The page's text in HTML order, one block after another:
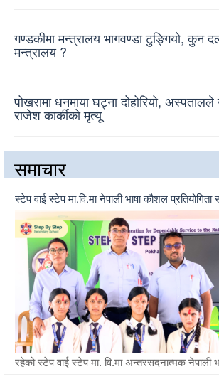
गण्डकीमा मन्त्रालय भागवण्डा टुङ्गियो, कुन
मन्त्रालय ?
पोखरामा धनमाया घट्ना दोहोरियो, अस्पतालले
राजेश कार्कीको मृत्यू
समाचार
स्टेप वाई स्टेप मा.वि.मा नेपाली भाषा कौशल प्रतियोगिता
रहेको स्टेप वाई स्टेप मा. वि.मा अन्तरसदनात्मक